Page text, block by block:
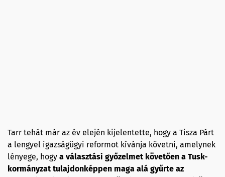
Tarr tehát már az év elején kijelentette, hogy a Tisza Párt
a lengyel igazságügyi reformot kívánja követni, amelynek
lényege, hogy a választási győzelmet követően a Tusk-
kormányzat tulajdonképpen maga alá gyűrte az